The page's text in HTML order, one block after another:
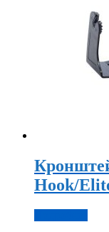
Hook/